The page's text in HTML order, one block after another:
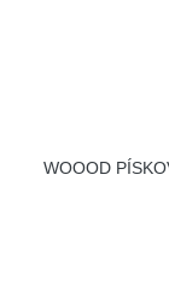
WOOOD